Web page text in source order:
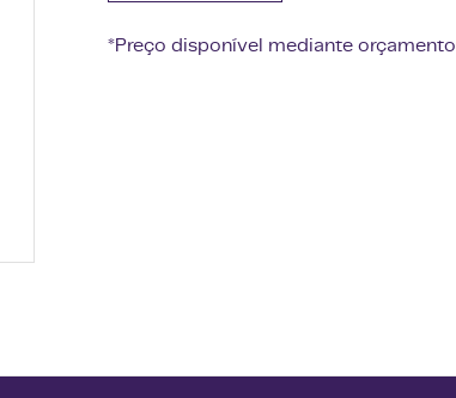
*Preço disponível mediante orçamento